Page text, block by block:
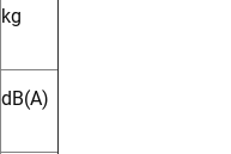
kg
dB(A)